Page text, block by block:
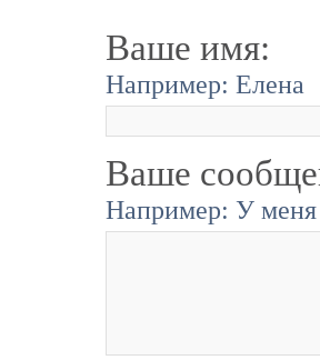
Ваше имя:
Например: Елена
Ваше
Например: У меня